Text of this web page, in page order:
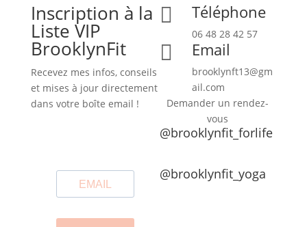
Inscription à la
Liste VIP
BrooklynFit
Recevez mes infos, conseils
et mises à jour directement
dans votre boîte email !
 Téléphone
06 48 28 42 57
 Email
brooklynft13@gm
ail.com
Demander un rendez-
vous
@brooklynfit_forlife
@brooklynfit_yoga